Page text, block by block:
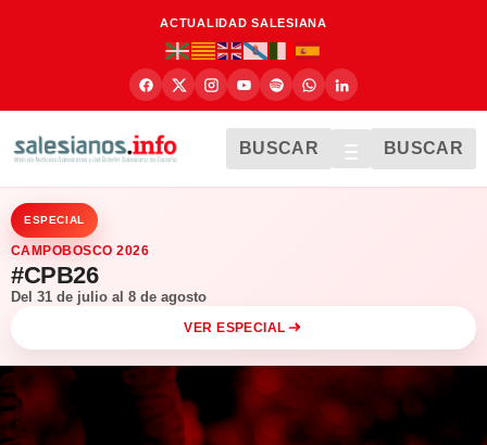
ACTUALIDAD SALESIANA
BUSCAR BUSCAR
ESPECIAL
CAMPOBOSCO 2026
#CPB26
Del 31 de julio al 8 de agosto
VER ESPECIAL